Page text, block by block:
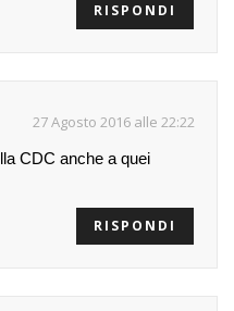
RISPONDI
27 Agosto 2016 alle 22:22
CDC anche a quei
RISPONDI